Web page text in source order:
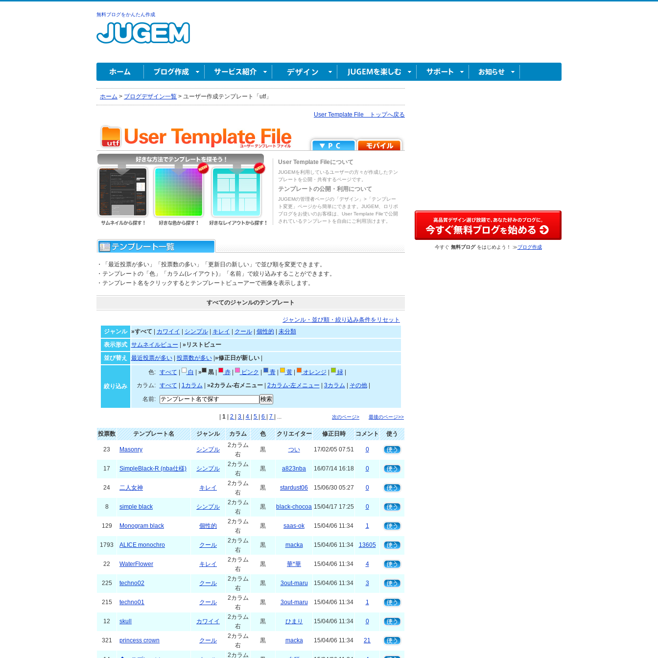
無料ブログをかんたん作成
ホーム > ブログデザイン一覧 > ユーザー作成テンプレート「utf」
User Template File トップへ戻る
User Template Fileについて
JUGEMを利用しているユーザーの方々が作成したテン
プレートを公開・共有するページです。
テンプレートの公開・利用について
JUGEMの管理者ページの「デザイン」>「テンプレー
ト変更」ページから簡単にできます。JUGEM、ロリポ
ブログをお使いのお客様は、User Template Fileで公開
されているテンプレートを自由にご利用頂けます。
・「最近投票が多い」「投票数の多い」「更新日の新しい」で並び順を変更できます。
・テンプレートの「色」「カラム(レイアウト)」「名前」で絞り込みすることができます。
・テンプレート名をクリックするとテンプレートビューアーで画像を表示します。
すべてのジャンルのテンプレート
ジャンル・並び順・絞り込み条件をリセット
ジャンル
»すべて カワイイ シンプル| キレイ クール| 個性的
未分類
表示形式
サムネイルビュー
»リストビュー
並び替え
最近投票が多い| 投票数が多い| »修正日が新しい|
絞り込み
色: すべて 白 » 黒| 赤| ピンク 青| 黄| オレンジ 緑|
カラム:
すべて 1カラム »2カラム-右メニュー| 2カラム-左メニュー 3カラム その他|
名前:
1 2 3 4 5 6 7 | ... 次のページ> 最後のページ>>
投票数 テンプレート名 ジャンル カラム 色 クリエイター 修正日時 コメント 使う
23 Masonry シンプル
2カラム
右
黒 つい 17/02/05 07:51 0
17 SimpleBlack-R (nba仕様) シンプル
2カラム
右
黒 a823nba 16/07/14 16:18 0
24 二人女神 キレイ
2カラム
右
黒 stardust06 15/06/30 05:27 0
8 simple black シンプル
2カラム
右
黒 black-chocoa 15/04/17 17:25 0
129 Monogram black 個性的
2カラム
右
黒 saas-ok 15/04/06 11:34 1
1793 ALICE monochro クール
2カラム
右
黒 macka 15/04/06 11:34 13605
22 WaterFlower キレイ
2カラム
右
黒 華*華 15/04/06 11:34 4
225 techno02 クール
2カラム
右
黒 3out-maru 15/04/06 11:34 3
215 techno01 クール
2カラム
右
黒 3out-maru 15/04/06 11:34 1
12 skull カワイイ
2カラム
右
黒 ひまり 15/04/06 11:34 0
321 princess crown クール
2カラム
右
黒 macka 15/04/06 11:34 21
2カラム
今すぐ 無料ブログをはじめよう！ ≫ブログ作成